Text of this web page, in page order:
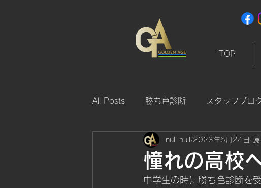
TOP
All Posts 勝ち色診断 スタッフブロ
憧れの高校
null null 2023年5月24日 読
中学生の時に勝ち色診断を